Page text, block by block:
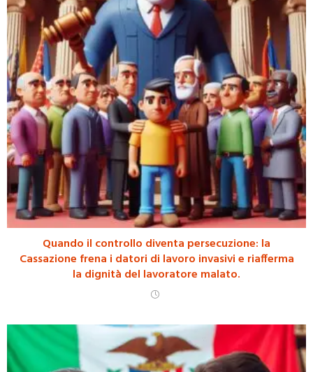
Quando il controllo diventa persecuzione: la
Cassazione frena i datori di lavoro invasivi e riafferma
la dignità del lavoratore malato.